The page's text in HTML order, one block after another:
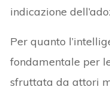
indicazione
Per quanto
fondamentale per
sfruttata da attori